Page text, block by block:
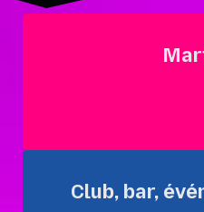
Club, bar,